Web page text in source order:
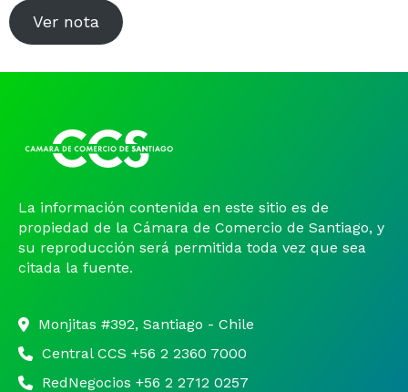
Ver nota
La información contenida en este sitio es de
propiedad de la Cámara de Comercio de Santiago, y
su reproducción será permitida toda vez que sea
citada la fuente.
Monjitas #392, Santiago - Chile
Central CCS +56 2 2360 7000
RedNegocios +56 2 2712 0257